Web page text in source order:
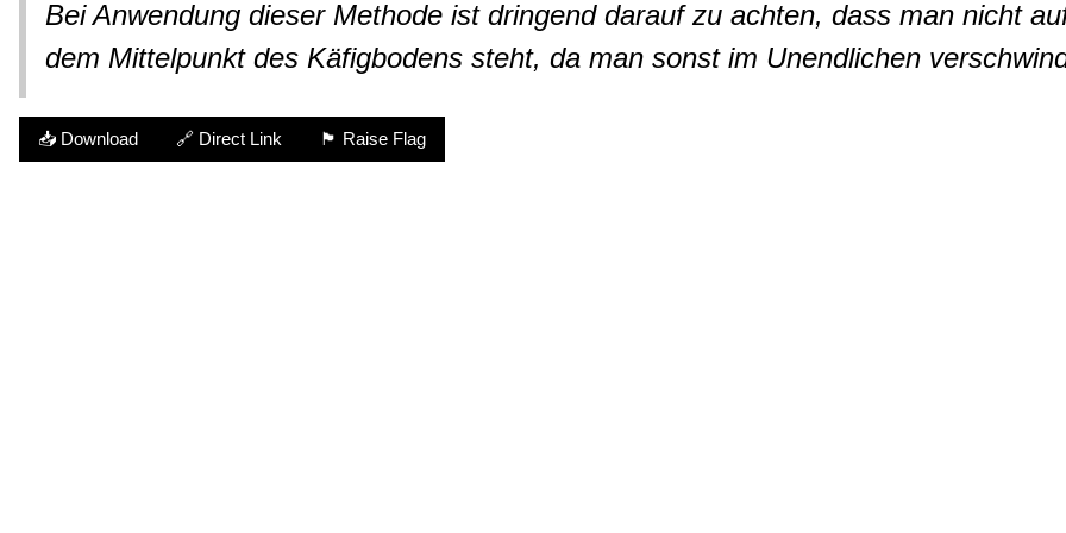
Bei Anwendung dieser Methode ist dringend darauf zu achten, dass man nicht
dem Mittelpunkt des Käfigbodens steht, da man sonst im Unendlichen
📥 Download 🔗 Direct Link 🏴 Raise Flag